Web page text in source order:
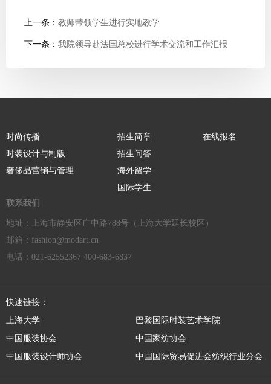
上一条： 教师带领学生进行实地教学
下一条： 我院领导赴法国总校进行学术交流和工作汇报
时尚传播
时装设计与制版
奢侈品营销与管理
招生简章
招生问答
海外留学
国际学生
在线报名
联系我们
地址：上海市静安区广中路788号（上海大学延长校区）
邮箱：fashion@modart.cn
电话：021-62552367 400-683-6837
快速链接：
上海大学
巴黎国际时装艺术学院
中国服装协会
中国家纺协会
中国服装设计师协会
中国国际贸易促进会纺织行业分会